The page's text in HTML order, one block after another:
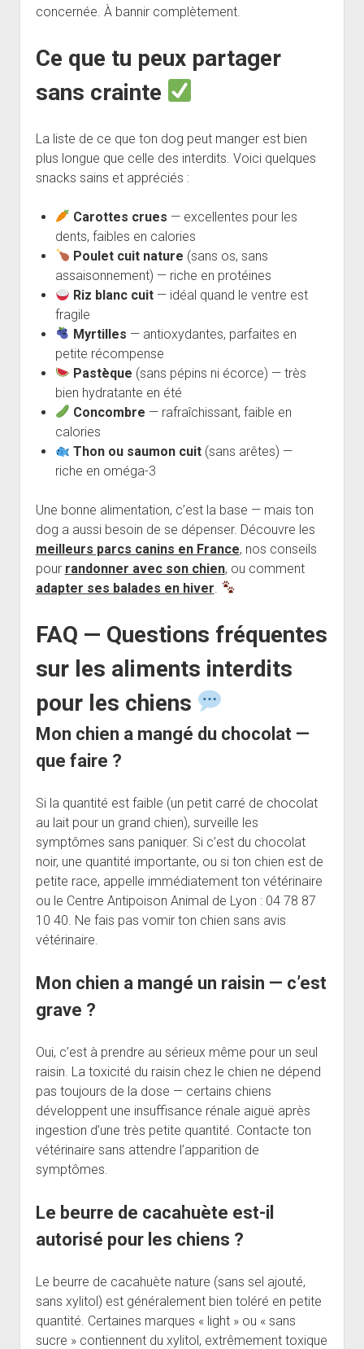
concernée. À bannir complètement.
Ce que tu peux partager
sans crainte
La liste de ce que ton dog peut manger est bien
plus longue que celle des interdits. Voici quelques
snacks sains et appréciés :
Carottes crues — excellentes pour les
dents, faibles en calories
Poulet cuit nature (sans os, sans
assaisonnement) — riche en protéines
Riz blanc cuit— idéal quand le ventre est
fragile
Myrtilles — antioxydantes, parfaites en
petite récompense
Pastèque (sans pépins ni écorce) — très
bien hydratante en été
Concombre — rafraîchissant, faible en
calories
Thon ou saumon cuit(sans arêtes) —
riche en oméga-3
Une bonne alimentation, c’est la base — mais ton
dog a aussi besoin de se dépenser. Découvre les
meilleurs parcs canins en France, nos conseils
pour randonner avec son chien, ou comment
adapter ses balades en hiver
FAQ — Questions fréquentes
sur les aliments interdits
pour les chiens
Mon chien a mangé du chocolat —
que faire ?
Si la quantité est faible (un petit carré de chocolat
au lait pour un grand chien), surveille les
symptômes sans paniquer. Si c’est du chocolat
noir, une quantité importante, ou si ton chien est de
petite race, appelle immédiatement ton vétérinaire
ou le Centre Antipoison Animal de Lyon : 04 78 87
10 40. Ne fais pas vomir ton chien sans avis
vétérinaire.
Mon chien a mangé un raisin — c’est
grave ?
Oui, c’est à prendre au sérieux même pour un seul
raisin. La toxicité du raisin chez le chien ne dépend
pas toujours de la dose — certains chiens
développent une insuffisance rénale aiguë après
ingestion d’une très petite quantité. Contacte ton
vétérinaire sans attendre l’apparition de
symptômes.
Le beurre de cacahuète est-il
autorisé pour les chiens ?
Le beurre de cacahuète nature (sans sel ajouté,
sans xylitol) est généralement bien toléré en petite
quantité. Certaines marques « light » ou « sans
sucre » contiennent du xylitol, extrêmement toxique